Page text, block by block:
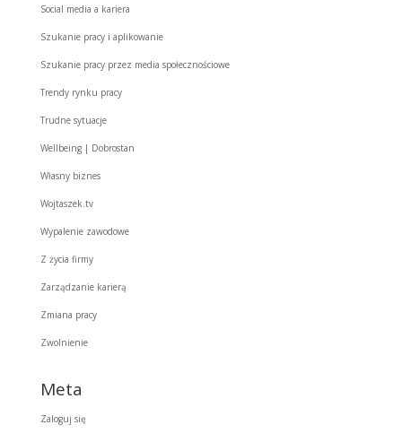
Social media a kariera
Szukanie pracy i aplikowanie
Szukanie pracy przez media społecznościowe
Trendy rynku pracy
Trudne sytuacje
Wellbeing | Dobrostan
Własny biznes
Wojtaszek.tv
Wypalenie zawodowe
Z życia firmy
Zarządzanie karierą
Zmiana pracy
Zwolnienie
Meta
Zaloguj się